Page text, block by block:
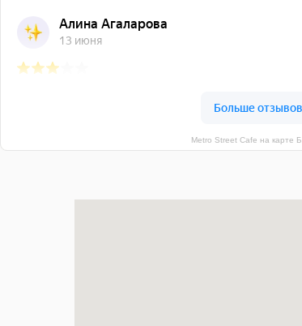
Metro Street Cafe на карте